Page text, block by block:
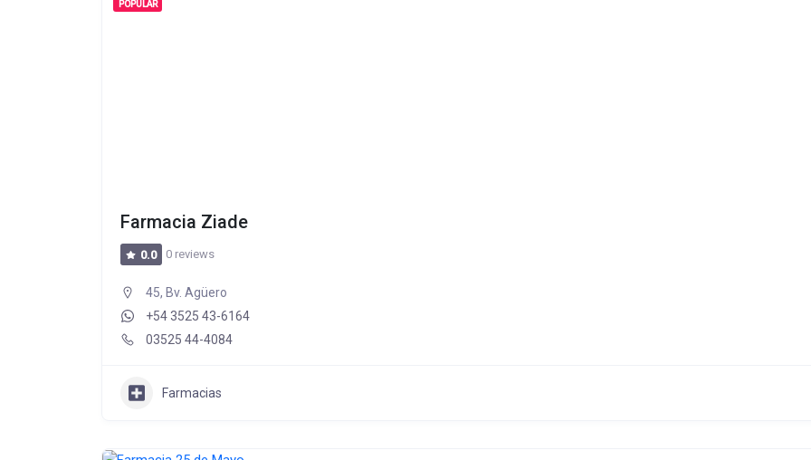
POPULAR
Farmacia Ziade
0.0 0 reviews
45, Bv. Agüero
+54 3525 43-6164
03525 44-4084
Farmacias